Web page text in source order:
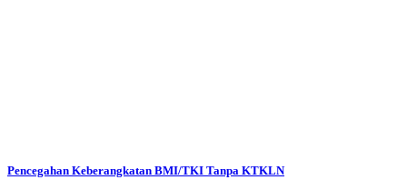
Pencegahan Keberangkatan BMI/TKI Tanpa KTKLN